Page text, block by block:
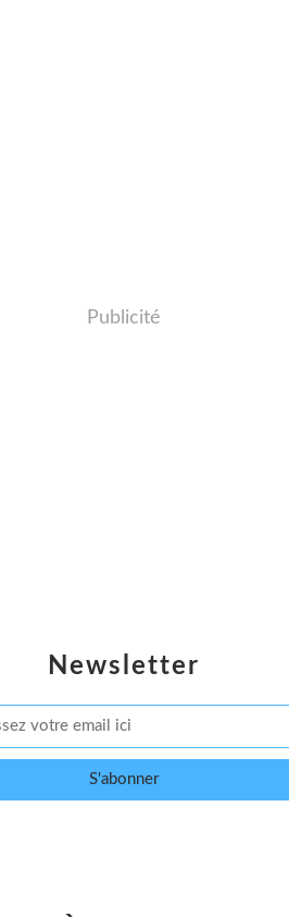
Newsletter
Publicité